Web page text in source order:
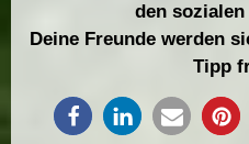
den
Deine Freunde werden
Tipp